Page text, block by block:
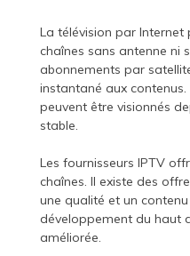
La télévision par
chaînes sans antenne ni
abonnements par
instantané aux
peuvent être visionnés
stable.
Les fournisseurs IPTV
chaînes. Il existe des
une qualité et un
développement du haut
améliorée.